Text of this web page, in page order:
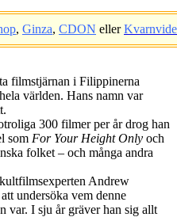
, Ginza, CDON eller
filmstjärnan i Filippinerna
världen. Hans namn var
300 filmer per år drog han
som For Your Height Only och
folket – och många andra
Andrew
undersöka vem denne
var. I sju år gräver han sig allt